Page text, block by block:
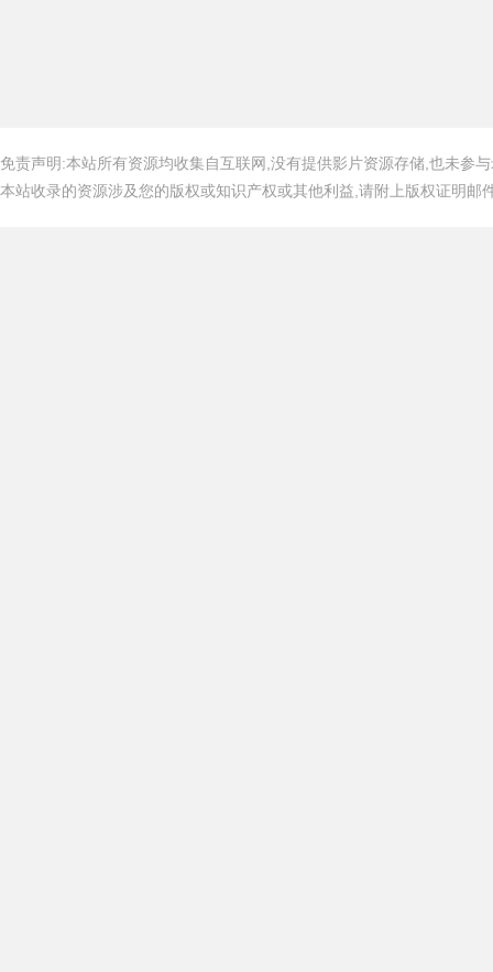
免责声明:本站所有资源均收集自互联网,没有提供影片资源存储,也未参
本站收录的资源涉及您的版权或知识产权或其他利益,请附上版权证明